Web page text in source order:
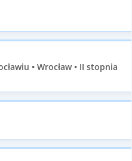
• Wrocław • II stopnia